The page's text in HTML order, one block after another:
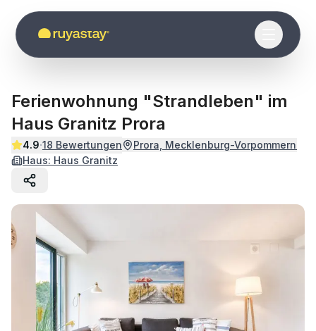
Zum Hauptinhalt springen
Ferienwohnung "Strandleben" im
Haus Granitz Prora
4.9·18 Bewertungen
Prora, Mecklenburg-Vorpommern
Haus: Haus Granitz